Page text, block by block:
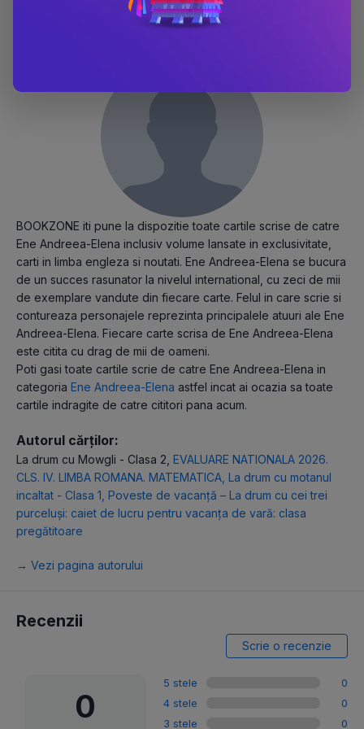
Despre Ene Andreea-Elena
BOOKZONE iti pune la dispozitie toate cartile scrise de catre
Ene Andreea-Elena inclusiv volume lansate in exclusivitate,
carti in limba engleza si noutati. Ene Andreea-Elena se bucura
de un succes rasunator la nivelul international, cu zeci de mii
de exemplare vandute din fiecare carte. Felul in care scrie si
contureaza personajele reprezinta principalele atuuri ale Ene
Andreea-Elena. Fiecare carte scrisa de Ene Andreea-Elena
este citita cu drag de mii de oameni.
Poti gasi toate cartile scrie de catre Ene Andreea-Elena in
categoria Ene Andreea-Elena astfel incat ai ocazia sa toate
cartile indragite de catre cititori pana acum.
Autorul cărților:
La drum cu Mowgli - Clasa 2 EVALUARE NATIONALA 2026.
CLS. IV. LIMBA ROMANA. MATEMATICA La drum cu motanul
incaltat - Clasa 1 Poveste de vacanţă – La drum cu cei trei
purceluși: caiet de lucru pentru vacanţa de vară: clasa
pregătitoare
→ Vezi pagina autorului
Recenzii
Scrie o recenzie
0
5 stele
0
4 stele
0
3 stele
0